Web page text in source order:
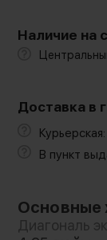
Наличие на
Доставка в
Курьерская:
В пункт
Основные
Диагональ